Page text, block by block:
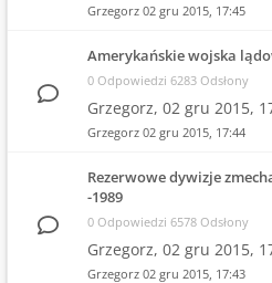
Grzegorz 02 gru 2015, 17:45
Amerykańskie wojska
0 Odpowiedzi 6283 Odsłony
Grzegorz, 02 gru 2015,
Grzegorz 02 gru 2015, 17:44
Rezerwowe dywizje
-1989
0 Odpowiedzi 6578 Odsłony
Grzegorz, 02 gru 2015,
Grzegorz 02 gru 2015, 17:43